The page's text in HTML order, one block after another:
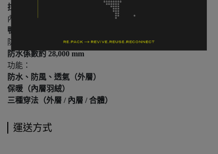
拉鍊系統可快速拆裝（Layering系統）
內層保暖：
鴨絨
防水性能：
防水係數約 28,000 mm
功能：
防水、防風、透氣（外層）
保暖（內層羽絨）
三種穿法（外層 / 內層 / 合體）
運送方式